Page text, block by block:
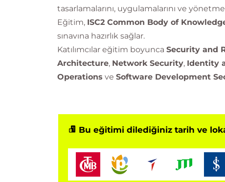
tasarlamalarını, uygulamalarını ve
Eğitim, ISC2 Common Body of
sınavına hazırlık sağlar.
Katılımcılar eğitim boyunca Security and
Architecture, Network Security, Identity
Operations ve Software Development
Bu eğitimi dilediğiniz tarih ve